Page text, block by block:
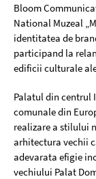
Bloom
National Muzeal
identitatea de
participand la
edificii culturale
Palatul din centrul
comunale din
realizare a stilului
arhitectura vechii
adevarata efigie
vechiului Palat